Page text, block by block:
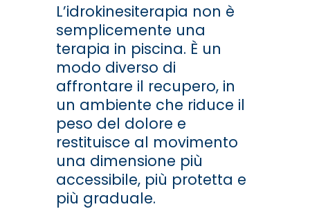
L’idrokinesiterapia non è
semplicemente una
terapia in piscina. È un
modo diverso di
affrontare il recupero, in
un ambiente che riduce il
peso del dolore e
restituisce al movimento
una dimensione più
accessibile, più protetta e
più graduale.